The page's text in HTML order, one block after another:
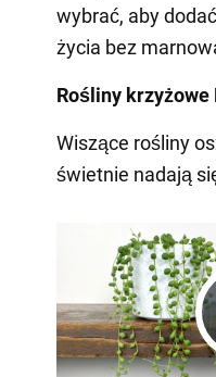
wybrać, aby
życia bez
Rośliny krzyżowe
Wiszące rośliny
świetnie nadają